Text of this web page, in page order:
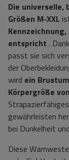
Die universelle,
Größen M-XXL
entspricht .
passt sie sich
der
wird ein
Körpergröße
gewährleisten
bei Dunkelheit
Diese